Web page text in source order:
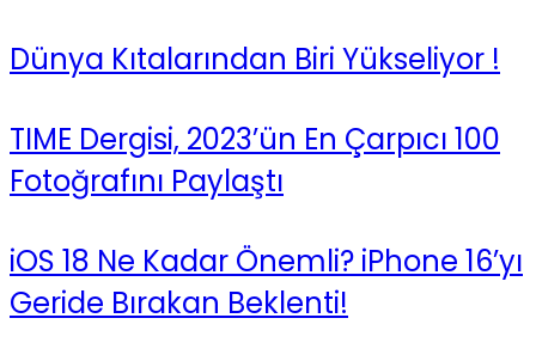
Dünya Kıtalarından Biri Yükseliyor !
TIME Dergisi, 2023’ün En Çarpıcı 100
Fotoğrafını Paylaştı
iOS 18 Ne Kadar Önemli? iPhone 16’yı
Geride Bırakan Beklenti!